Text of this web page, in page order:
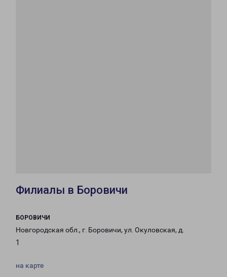
Филиалы в Боровичи
БОРОВИЧИ
Новгородская обл., г. Боровичи, ул. Окуловская, д.
1
на карте